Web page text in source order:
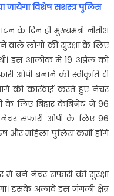
जायेगा विशेष सशस्त्र पुलिस
के दिन ही मुख्यमंत्री नीतीश
वाले लोगों की सुरक्षा के लिए
इस आलोक में 19 अप्रैल को
ओपी बनाने की स्वीकृति दी
की कार्रवाई करते हुए नेचर
के लिए बिहार कैबिनेट ने 96
नेचर सफारी ओपी के लिए 96
और महिला पुलिस कर्मी होंगे
बने नेचर सफारी की सुरक्षा
इसके अलावे इस जंगली क्षेत्र